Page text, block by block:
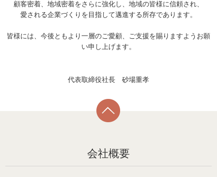
顧客密着、地域密着をさらに強化し、地域の皆様に信頼され、
愛される企業づくりを目指して邁進する所存であります。
皆様には、今後ともより一層のご愛顧、ご支援を賜りますようお願
い申し上げます。
代表取締役社長 砂場重孝
会社概要